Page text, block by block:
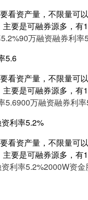
看资产量，不限量可
要是可融券源多，有
90万融资融券利率
5.6
看资产量，不限量可
要是可融券源多，有
5.6900万融资融券利
利率5.2%
看资产量，不限量可
要是可融券源多，有
利率5.2%2000W资